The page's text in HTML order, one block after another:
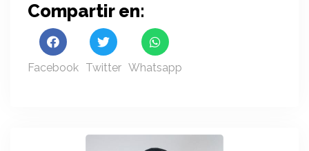
Compartir en:
Facebook Twitter Whatsapp